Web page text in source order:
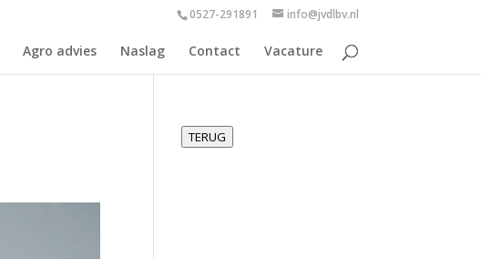
0527-291891 info@jvdlbv.nl
Agro advies Naslag Contact Vacature
TERUG